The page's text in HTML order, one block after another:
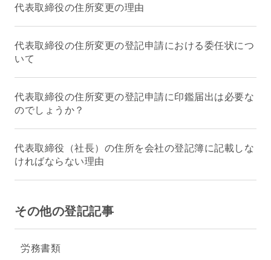
代表取締役の住所変更の理由
代表取締役の住所変更の登記申請における委任状につ
いて
代表取締役の住所変更の登記申請に印鑑届出は必要な
のでしょうか？
代表取締役（社長）の住所を会社の登記簿に記載しな
ければならない理由
その他の登記記事
労務書類